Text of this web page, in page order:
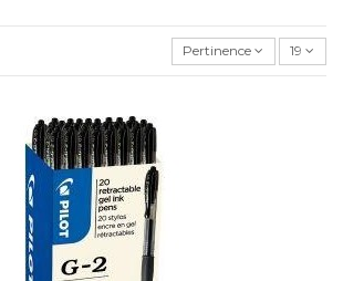
Pertinence 19